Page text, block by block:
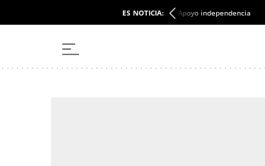
ES NOTICIA: Apoyo independencia